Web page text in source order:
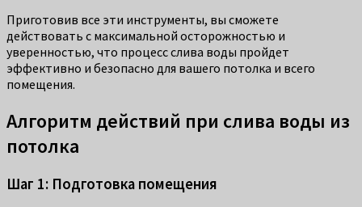
Приготовив все эти инструменты, вы сможете
действовать с максимальной осторожностью и
уверенностью, что процесс слива воды пройдет
эффективно и безопасно для вашего потолка и всего
помещения.
Алгоритм действий при слива воды из
потолка
Шаг 1: Подготовка помещения